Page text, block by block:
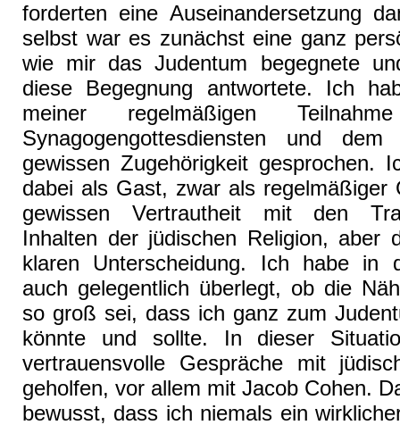
forderten eine Auseinandersetzung
selbst war es zunächst eine ganz
wie mir das Judentum begegnete
diese Begegnung antwortete. Ich
meiner regelmäßigen
Synagogengottesdiensten und
gewissen Zugehörigkeit gesprochen.
dabei als Gast, zwar als regelmäßiger
gewissen Vertrautheit mit den
Inhalten der jüdischen Religion, aber
klaren Unterscheidung. Ich habe in
auch gelegentlich überlegt, ob die
so groß sei, dass ich ganz zum
könnte und sollte. In dieser
vertrauensvolle Gespräche mit
geholfen, vor allem mit Jacob Cohen.
bewusst, dass ich niemals ein